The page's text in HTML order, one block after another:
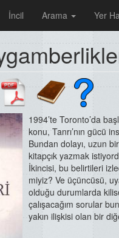
İncil Arama Yer
1994’te Toronto’da
konu, Tanrı’nın gücü
Bundan dolayı, uzun
kitapçık yazmak
İkincisi, bu belirtileri
miyiz? Ve üçüncüsü,
olduğu durumlarda
çalışacağım sorular
yakın ilişkisi olan bir